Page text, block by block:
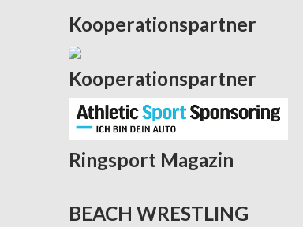
Kooperationspartner
Kooperationspartner
Ringsport Magazin
BEACH WRESTLING